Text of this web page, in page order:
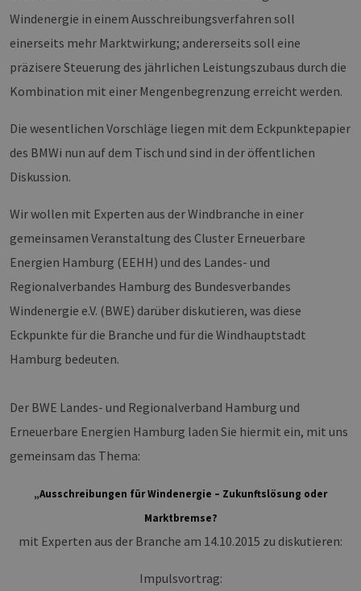
Windenergie in einem Ausschreibungsverfahren soll
einerseits mehr Marktwirkung; andererseits soll eine
präzisere Steuerung des jährlichen Leistungszubaus durch die
Kombination mit einer Mengenbegrenzung erreicht werden.
Die wesentlichen Vorschläge liegen mit dem Eckpunktepapier
des BMWi nun auf dem Tisch und sind in der öffentlichen
Diskussion.
Wir wollen mit Experten aus der Windbranche in einer
gemeinsamen Veranstaltung des Cluster Erneuerbare
Energien Hamburg (EEHH) und des Landes- und
Regionalverbandes Hamburg des Bundesverbandes
Windenergie e.V. (BWE) darüber diskutieren, was diese
Eckpunkte für die Branche und für die Windhauptstadt
Hamburg bedeuten.
Der BWE Landes- und Regionalverband Hamburg und
Erneuerbare Energien Hamburg laden Sie hiermit ein, mit uns
gemeinsam das Thema:
„Ausschreibungen für Windenergie – Zukunftslösung oder
Marktbremse?
mit Experten aus der Branche am 14.10.2015 zu diskutieren:
Impulsvortrag: